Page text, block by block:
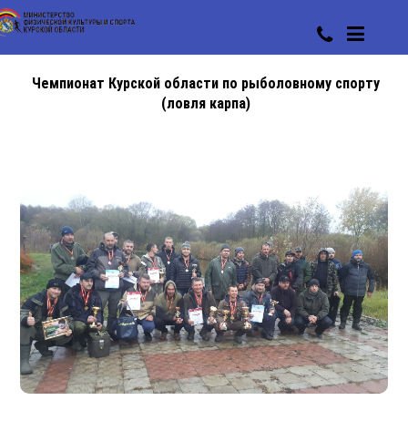
Чемпионат Курской области по рыболовному спорту
(ловля карпа)